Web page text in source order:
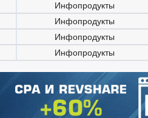
Инфопродукты
Инфопродукты
Инфопродукты
Инфопродукты